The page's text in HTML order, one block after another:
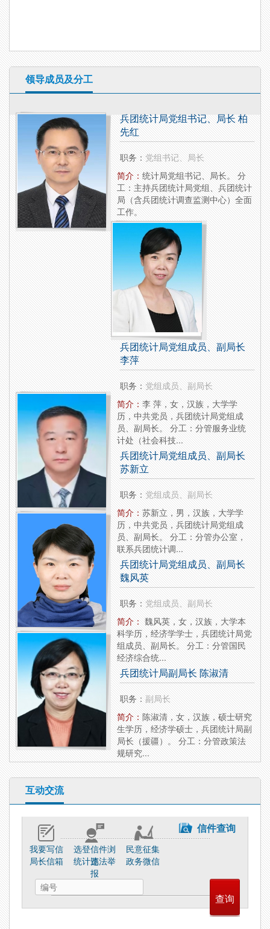
领导成员及分工
兵团统计局党组书记、局长 柏
先红
职务：党组书记、局长
简介：统计局党组书记、局长。 分
工：主持兵团统计局党组、兵团统计
局（含兵团统计调查监测中心）全面
工作。
兵团统计局党组成员、副局长
李萍
职务：党组成员、副局长
简介：李 萍，女，汉族，大学学
历，中共党员，兵团统计局党组成
员、副局长。 分工：分管服务业统
计处（社会科技...
兵团统计局党组成员、副局长
苏新立
职务：党组成员、副局长
简介：苏新立，男，汉族，大学学
历，中共党员，兵团统计局党组成
员、副局长。 分工：分管办公室，
联系兵团统计调...
兵团统计局党组成员、副局长
魏风英
职务：党组成员、副局长
简介：魏风英，女，汉族，大学本
科学历，经济学学士，兵团统计局党
组成员、副局长。 分工：分管国民
经济综合统...
兵团统计局副局长 陈淑清
职务：副局长
简介：陈淑清，女，汉族，硕士研究
生学历，经济学硕士，兵团统计局副
局长（援疆）。 分工：分管政策法
规研究...
互动交流
我要写信
局长信箱
选登信件浏
览
统计违法举
报
民意征集
政务微信
信件查询